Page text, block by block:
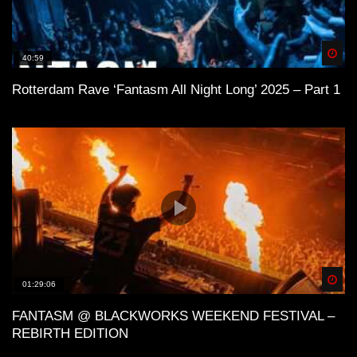
40:59
Rotterdam Rave ‘Fantasm All Night Long’ 2025 – Part 1
01:29:06
FANTASM @ BLACKWORKS WEEKEND FESTIVAL –
REBIRTH EDITION